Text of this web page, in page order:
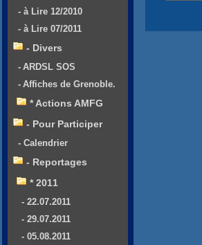
- à Lire 12/2010
- à Lire 07/2011
- Divers
- ARDSL SOS
- Affiches de Grenoble.
* Actions AMFG
- Pour Participer
- Calendrier
- Reportages
* 2011
- 22.07.2011
- 29.07.2011
- 05.08.2011